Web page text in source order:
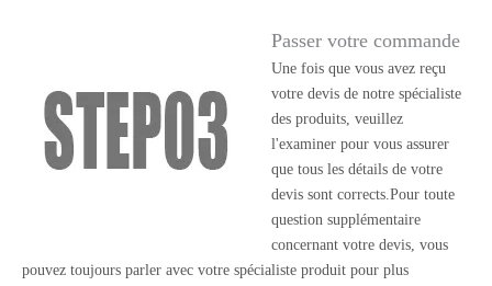
Passer votre commande
Une fois que vous avez reçu
votre devis de notre spécialiste
des produits, veuillez
l'examiner pour vous assurer
que tous les détails de votre
devis sont corrects.Pour toute
question supplémentaire
concernant votre devis, vous
pouvez toujours parler avec votre spécialiste produit pour plus